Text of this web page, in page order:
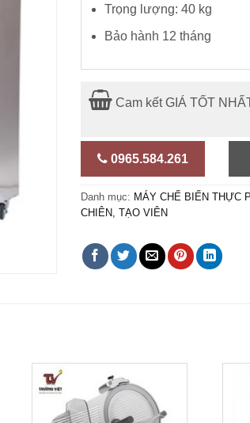
Trọng lượng: 40 kg
Bảo hành 12 tháng
Cam kết GIÁ TỐT
0965.584.261
Danh mục: MÁY CHẾ BIẾN THỰC
CHIÊN, TẠO VIÊN